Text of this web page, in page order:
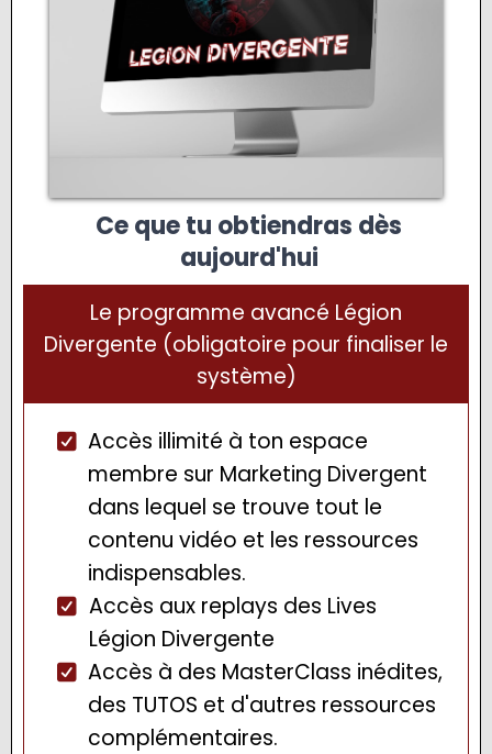
Ce que tu obtiendras dès
aujourd'hui
Le programme avancé Légion
Divergente (obligatoire pour finaliser le
système)
Accès illimité à ton espace
membre sur Marketing Divergent
dans lequel se trouve tout le
contenu vidéo et les ressources
indispensables.
Accès aux replays des Lives
Légion Divergente
Accès à des MasterClass inédites,
des TUTOS et d'autres ressources
complémentaires.